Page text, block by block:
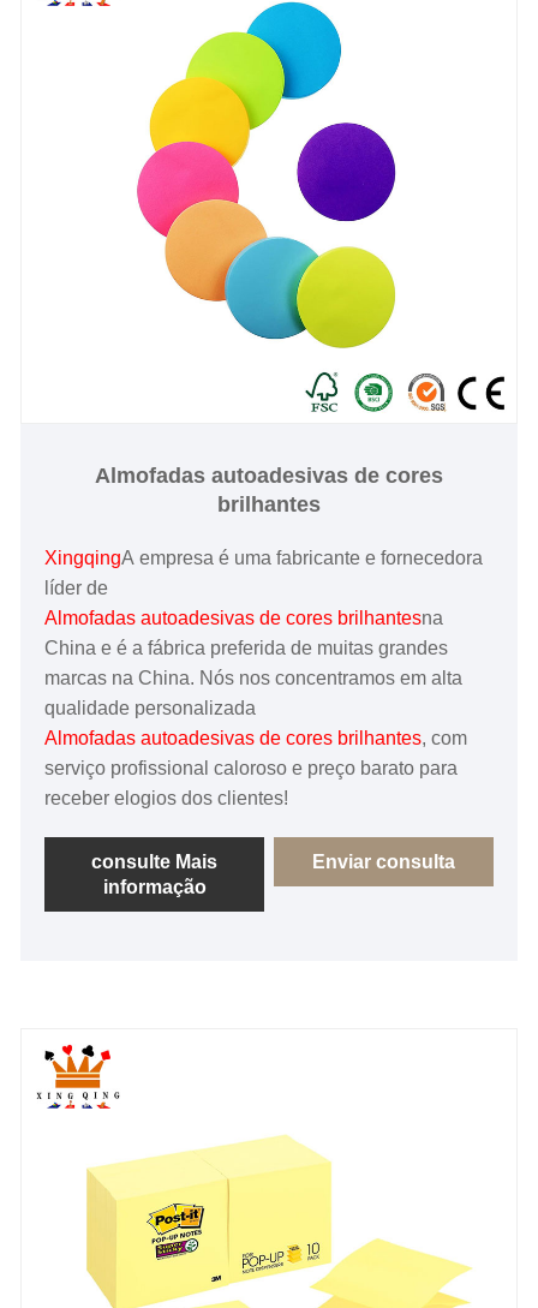
Almofadas autoadesivas de cores
brilhantes
XingqingA empresa é uma fabricante e fornecedora
líder de
Almofadas autoadesivas de cores brilhantesna
China e é a fábrica preferida de muitas grandes
marcas na China. Nós nos concentramos em alta
qualidade personalizada
Almofadas autoadesivas de cores brilhantes, com
serviço profissional caloroso e preço barato para
receber elogios dos clientes!
consulte Mais
informação
Enviar consulta